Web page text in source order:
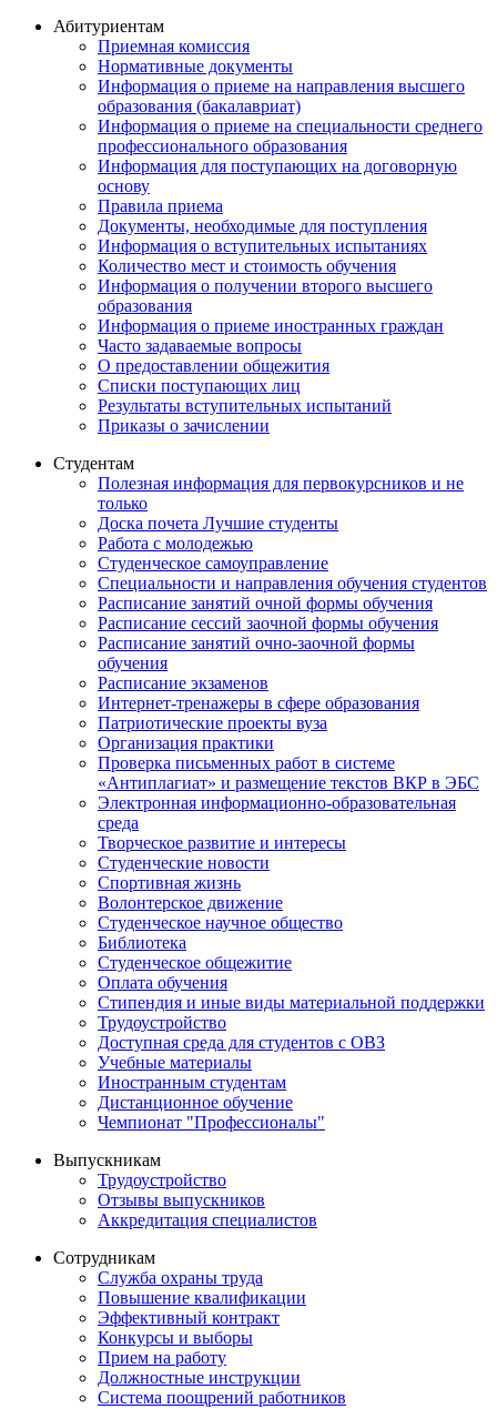
Абитуриентам
Приемная комиссия
Нормативные документы
Информация о приеме на направления высшего
образования (бакалавриат)
Информация о приеме на специальности среднего
профессионального образования
Информация для поступающих на договорную
основу
Правила приема
Документы, необходимые для поступления
Информация о вступительных испытаниях
Количество мест и стоимость обучения
Информация о получении второго высшего
образования
Информация о приеме иностранных граждан
Часто задаваемые вопросы
О предоставлении общежития
Списки поступающих лиц
Результаты вступительных испытаний
Приказы о зачислении
Студентам
Полезная информация для первокурсников и не
только
Доска почета Лучшие студенты
Работа с молодежью
Студенческое самоуправление
Специальности и направления обучения студентов
Расписание занятий очной формы обучения
Расписание сессий заочной формы обучения
Расписание занятий очно-заочной формы
обучения
Расписание экзаменов
Интернет-тренажеры в сфере образования
Патриотические проекты вуза
Организация практики
Проверка письменных работ в системе
«Антиплагиат» и размещение текстов ВКР в ЭБС
Электронная информационно-образовательная
среда
Творческое развитие и интересы
Студенческие новости
Спортивная жизнь
Волонтерское движение
Студенческое научное общество
Библиотека
Студенческое общежитие
Оплата обучения
Стипендия и иные виды материальной поддержки
Трудоустройство
Доступная среда для студентов с ОВЗ
Учебные материалы
Иностранным студентам
Дистанционное обучение
Чемпионат "Профессионалы"
Выпускникам
Трудоустройство
Отзывы выпускников
Аккредитация специалистов
Сотрудникам
Служба охраны труда
Повышение квалификации
Эффективный контракт
Конкурсы и выборы
Прием на работу
Должностные инструкции
Система поощрений работников